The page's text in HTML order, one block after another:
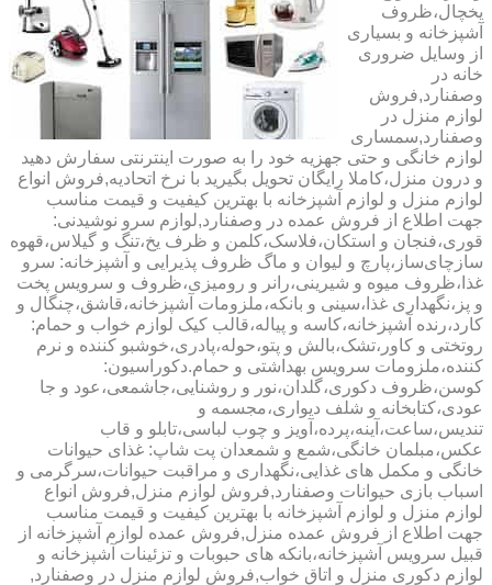
یخچال،ظروف
آشپزخانه و بسیاری
از وسایل ضروری
خانه در
وصفنارد,فروش
لوازم منزل در
وصفنارد,سمساری
لوازم خانگی و حتی جهزیه خود را به صورت اینترنتی سفارش دهید
و درون منزل،کاملا رایگان تحویل بگیرید با نرخ اتحادیه,فروش انواع
لوازم منزل و لوازم آشپزخانه با بهترین کیفیت و قیمت مناسب
جهت اطلاع از فروش عمده در وصفنارد,لوازم سرو نوشیدنی:
قوری،فنجان و استکان،فلاسک،کلمن و ظرف یخ،تنگ و گیلاس،قهوه
سازچای‌ساز،پارچ و لیوان و ماگ ظروف پذیرایی و آشپزخانه: سرو
غذا،ظروف میوه و شیرینی،رانر و رومیزی،ظروف و سرویس پخت
و پز،نگهداری غذا،سینی و بانکه،ملزومات آشپزخانه،قاشق،چنگال و
کارد،رنده آشپزخانه،کاسه و پیاله،قالب کیک لوازم خواب و حمام:
روتختی و کاور،تشک،بالش و پتو،حوله،پادری،خوشبو کننده و نرم
کننده،ملزومات سرویس بهداشتی و حمام.دکوراسیون:
کوسن،ظروف دکوری،گلدان،نور و روشنایی،جاشمعی،عود و جا
عودی،کتابخانه و شلف دیواری،مجسمه و
تندیس،ساعت،آینه،پرده،آویز و چوب لباسی،تابلو و قاب
عکس،مبلمان خانگی،شمع و شمعدان پت شاپ: غذای حیوانات
خانگی و مکمل های غذایی،نگهداری و مراقبت حیوانات،سرگرمی و
اسباب بازی حیوانات وصفنارد,فروش لوازم منزل,فروش انواع
لوازم منزل و لوازم آشپزخانه با بهترین کیفیت و قیمت مناسب
جهت اطلاع از فروش عمده منزل,فروش عمده لوازم آشپزخانه از
قبیل سرویس آشپزخانه،بانکه های حبوبات و تزئینات آشپزخانه و
لوازم دکوری منزل و اتاق خواب,فروش لوازم منزل در وصفنارد,